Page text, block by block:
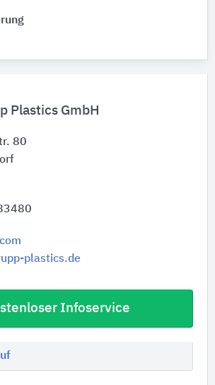
Plastics GmbH
80
plastics.de
Infoservice